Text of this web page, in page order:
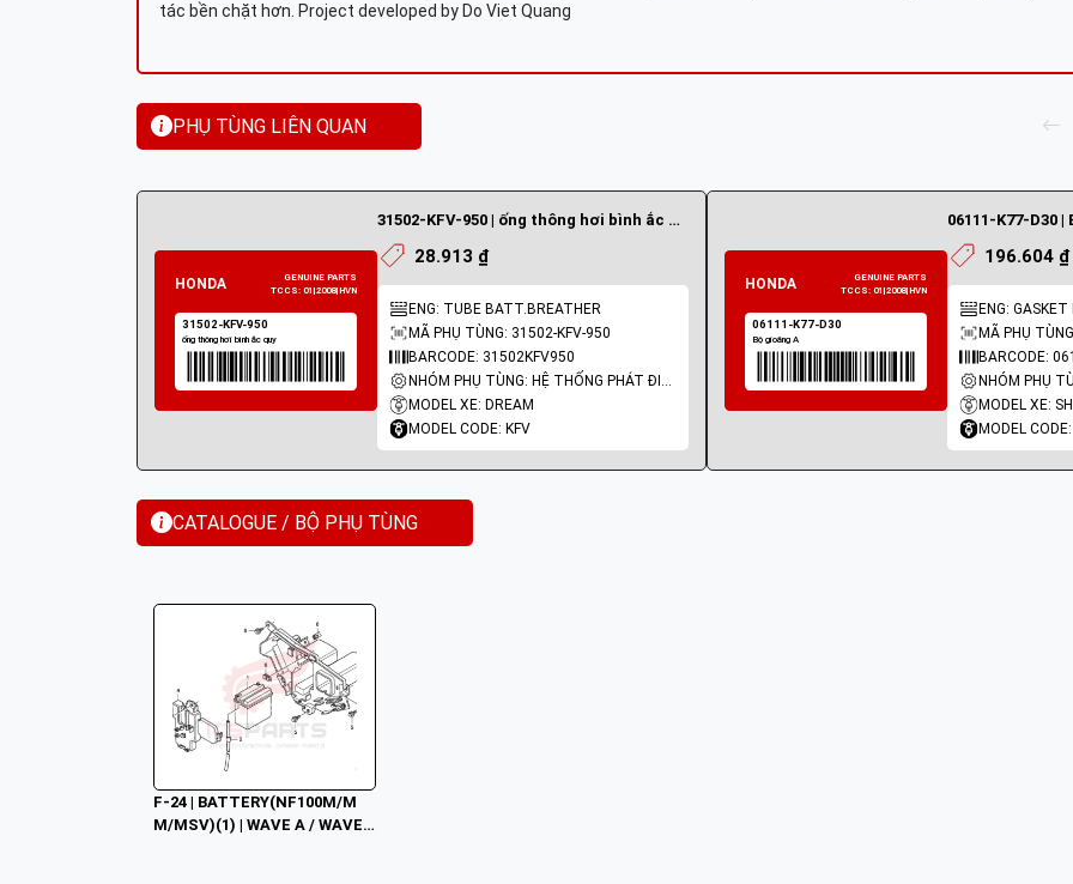
tác bền chặt hơn. Project developed by Do Viet Quang
PHỤ TÙNG LIÊN QUAN
31502-KFV-950 | ống thông hơi bình ắc quy
28.913 ₫
ENG: TUBE BATT.BREATHER
MÃ PHỤ TÙNG: 31502-KFV-950
BARCODE: 31502KFV950
NHÓM PHỤ TÙNG: HỆ THỐNG PHÁT ĐIỆN
MODEL XE: DREAM
MODEL CODE: KFV
06111-K77-D30 |
196.604 ₫
ENG: GASKET
MÃ PHỤ
BARCODE:
MODEL XE: SH
MODEL
CATALOGUE / BỘ PHỤ TÙNG
F-24 | BATTERY(NF100M/M
M/MSV)(1) | WAVE A / WAVE